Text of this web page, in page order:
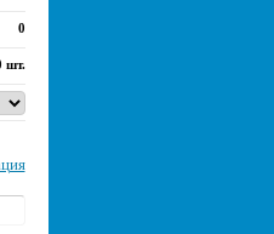
0
шт.